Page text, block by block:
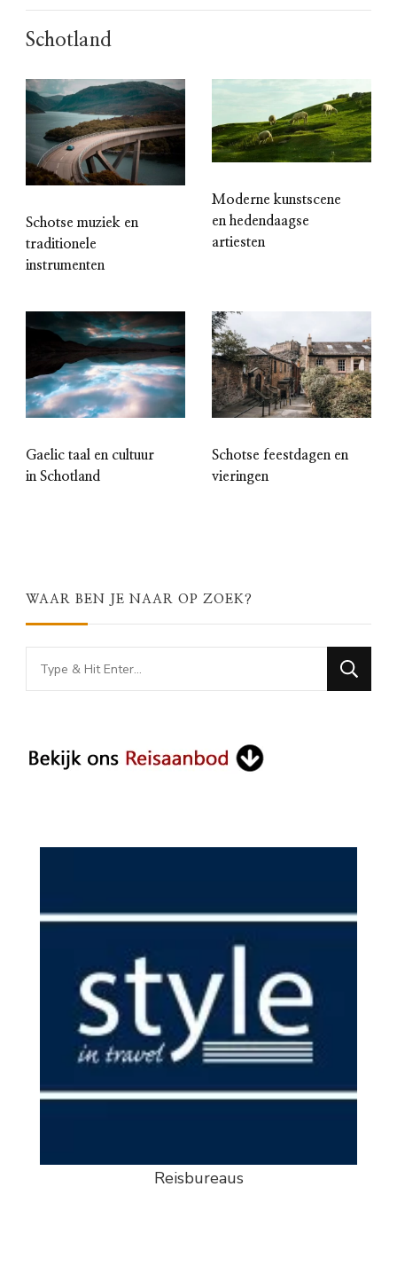
Schotland
Schotse muziek en
traditionele
instrumenten
Moderne kunstscene
en hedendaagse
artiesten
Gaelic taal en cultuur
in Schotland
Schotse feestdagen en
vieringen
WAAR BEN JE NAAR OP ZOEK?
Looking
for
Reisbureaus